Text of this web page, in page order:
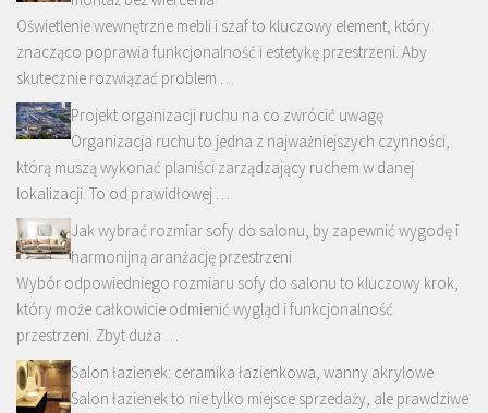
Oświetlenie wewnętrzne mebli i szaf to kluczowy element, który
znacząco poprawia funkcjonalność i estetykę przestrzeni. Aby
skutecznie rozwiązać problem …
Projekt organizacji ruchu na co zwrócić uwagę
Organizacja ruchu to jedna z najważniejszych czynności,
którą muszą wykonać planiści zarządzający ruchem w danej
lokalizacji. To od prawidłowej …
Jak wybrać rozmiar sofy do salonu, by zapewnić wygodę i
harmonijną aranżację przestrzeni
Wybór odpowiedniego rozmiaru sofy do salonu to kluczowy krok,
który może całkowicie odmienić wygląd i funkcjonalność
przestrzeni. Zbyt duża …
Salon łazienek: ceramika łazienkowa, wanny akrylowe
Salon łazienek to nie tylko miejsce sprzedaży, ale prawdziwe